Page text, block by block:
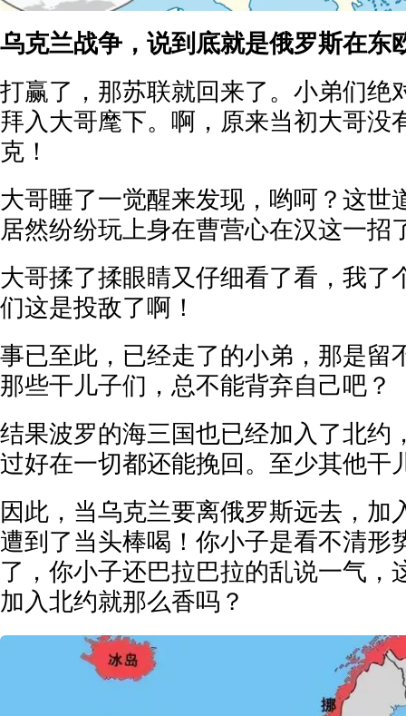
乌克兰战争，说到底就是俄罗斯在东
打赢了，那苏联就回来了。小弟们绝
拜入大哥麾下。啊，原来当初大哥没
克！
大哥睡了一觉醒来发现，哟呵？这世
居然纷纷玩上身在曹营心在汉这一招
大哥揉了揉眼睛又仔细看了看，我了
们这是投敌了啊！
事已至此，已经走了的小弟，那是留
那些干儿子们，总不能背弃自己吧？
结果波罗的海三国也已经加入了北约
过好在一切都还能挽回。至少其他干
因此，当乌克兰要离俄罗斯远去，加
遭到了当头棒喝！你小子是看不清形
了，你小子还巴拉巴拉的乱说一气，
加入北约就那么香吗？